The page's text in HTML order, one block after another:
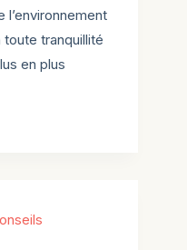
l’environnement
tranquillité
en plus